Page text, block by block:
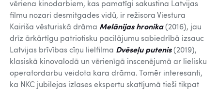
vēriena kinodarbiem, kas pamatīgi sakustina Latvijas
filmu nozari desmitgades vidū, ir režisora Viestura
Kairiša vēsturiskā drāma Melānijas hronika(2016), jau
drīz ārkārtīgu patriotisku pacilājumu sabiedrībā izsauc
Latvijas brīvības cīņu lielfilma Dvēseļu putenis(2019),
klasiskā kinovalodā un vērienīgā inscenējumā ar lielisku
operatordarbu veidota kara drāma. Tomēr interesanti,
ka NKC jubilejas izlases ekspertu skatījumā tieši tikpat